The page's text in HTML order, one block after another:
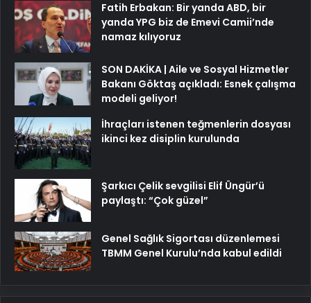
Fatih Erbakan: Bir yanda ABD, bir
yanda YPG biz de Emevi Camii’nde
namaz kılıyoruz
SON DAKİKA | Aile ve Sosyal Hizmetler
Bakanı Göktaş açıkladı: Esnek çalışma
modeli geliyor!
İhraçları istenen teğmenlerin dosyası
ikinci kez disiplin kurulunda
Şarkıcı Çelik sevgilisi Elif Üngür’ü
paylaştı: “Çok güzel”
Genel Sağlık Sigortası düzenlemesi
TBMM Genel Kurulu’nda kabul edildi